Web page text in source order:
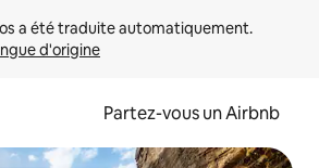
d'origine
Partez-vous un Airbnb